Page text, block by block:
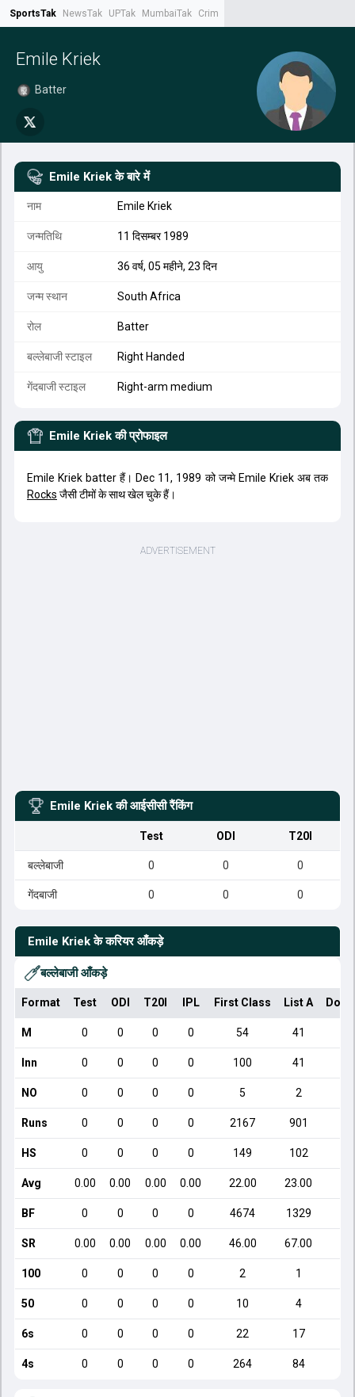
SportsTak NewsTak UPTak MumbaiTak CrimeTak
Emile Kriek
Batter
Emile Kriek के बारे में
नाम Emile Kriek
जन्मतिथि 11 दिसम्बर 1989
आयु 36 वर्ष, 05 महीने, 23 दिन
जन्म स्थान South Africa
रोल Batter
बल्लेबाजी स्टाइल Right Handed
गेंदबाजी स्टाइल Right-arm medium
Emile Kriek की प्रोफाइल
Emile Kriek batter हैं। Dec 11, 1989 को जन्मे Emile Kriek अब तक
Rocks जैसी टीमों के साथ खेल चुके हैं।
Emile Kriek की आईसीसी रैंकिंग
Test ODI T20I
बल्लेबाजी 0 0 0
गेंदबाजी 0 0 0
Emile Kriek के करियर आँकड़े
बल्लेबाजी आँकड़े
Format Test ODI T20I IPL First Class List A
M 0 0 0 0 54 41
Inn 0 0 0 0 100 41
NO 0 0 0 0 5 2
Runs 0 0 0 0 2167 901
HS 0 0 0 0 149 102
Avg 0.00 0.00 0.00 0.00 22.00 23.00
BF 0 0 0 0 4674 1329
SR 0.00 0.00 0.00 0.00 46.00 67.00
100 0 0 0 0 2 1
50 0 0 0 0 10 4
6s 0 0 0 0 22 17
4s 0 0 0 0 264 84